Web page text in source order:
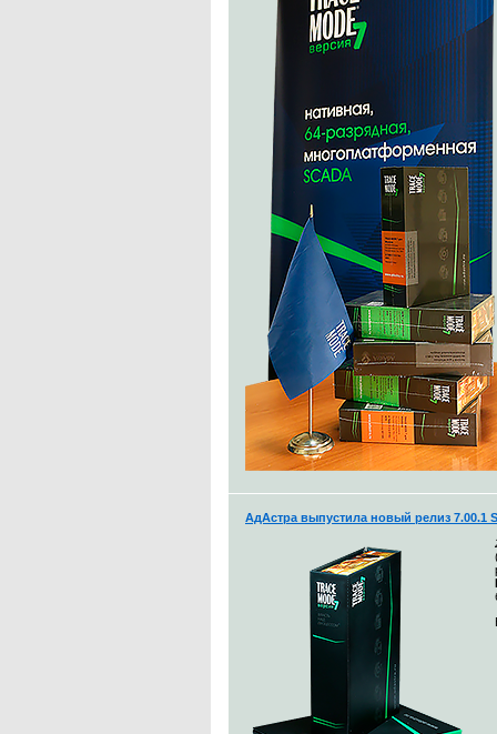
АдАстра выпустила новый релиз 7.00.1